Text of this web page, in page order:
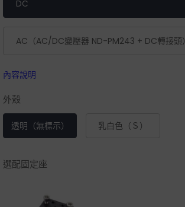
DC
AC（AC/DC變壓器 ND-PM243 + DC轉接頭）
內容說明
外殼
透明（無標示） 乳白色（Ｓ）
選配固定座